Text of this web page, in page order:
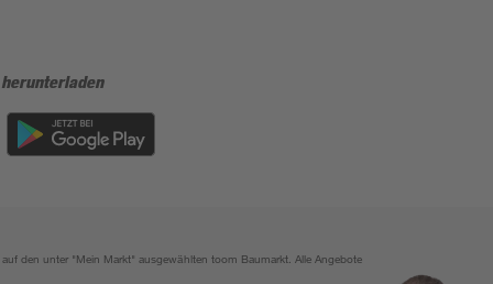
den unter "Mein Markt" ausgewählten toom Baumarkt. Alle Angebote